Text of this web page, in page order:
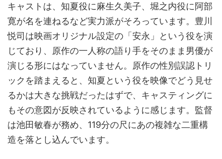
キャストは、知夏役に麻生久美子、堀之内役に阿部
寛が名を連ねるなど実力派がそろっています。豊川
悦司は映画オリジナル設定の「安永」という役を演
じており、原作の一人称の語り手をそのまま男優が
演じる形にはなっていません。原作の性別誤認トリ
ックを踏まえると、知夏という役を映像でどう見せ
るかは大きな挑戦だったはずで、キャスティングに
もその意図が反映されているように感じます。監督
は池田敏春が務め、119分の尺にあの複雑な二重構
造を落とし込んでいます。